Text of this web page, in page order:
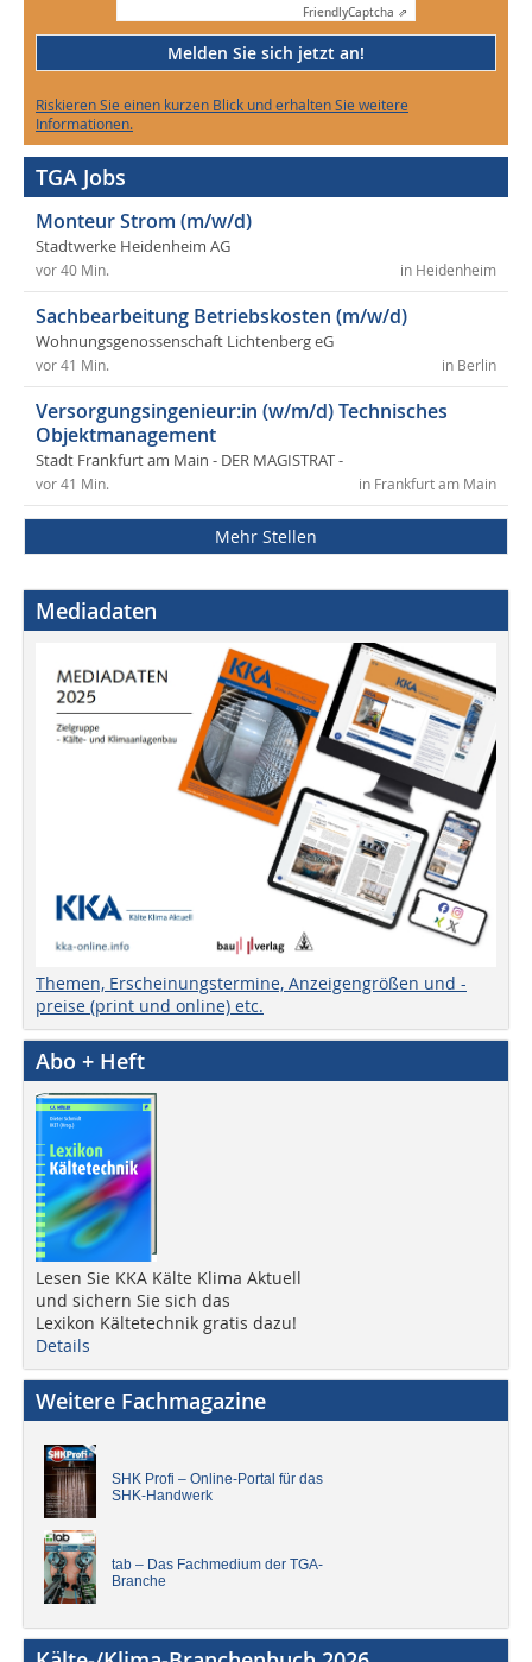
FriendlyCaptcha ⇗
Melden Sie sich jetzt an!
Riskieren Sie einen kurzen Blick und erhalten Sie weitere
Informationen.
TGA Jobs
Monteur Strom (m/w/d)
Stadtwerke Heidenheim AG
in Heidenheim
vor 40 Min.
Sachbearbeitung Betriebskosten (m/w/d)
Wohnungsgenossenschaft Lichtenberg eG
in Berlin
vor 41 Min.
Versorgungsingenieur:in (w/m/d) Technisches
Objektmanagement
Stadt Frankfurt am Main - DER MAGISTRAT -
in Frankfurt am Main
vor 41 Min.
Mehr Stellen
Mediadaten
Themen, Erscheinungstermine, Anzeigengrößen und -
preise (print und online) etc.
Abo + Heft
Lesen Sie KKA Kälte Klima Aktuell
und sichern Sie sich das
Lexikon Kältetechnik gratis dazu!
Details
Weitere Fachmagazine
SHK Profi – Online-Portal für das
SHK-Handwerk
tab – Das Fachmedium der TGA-
Branche